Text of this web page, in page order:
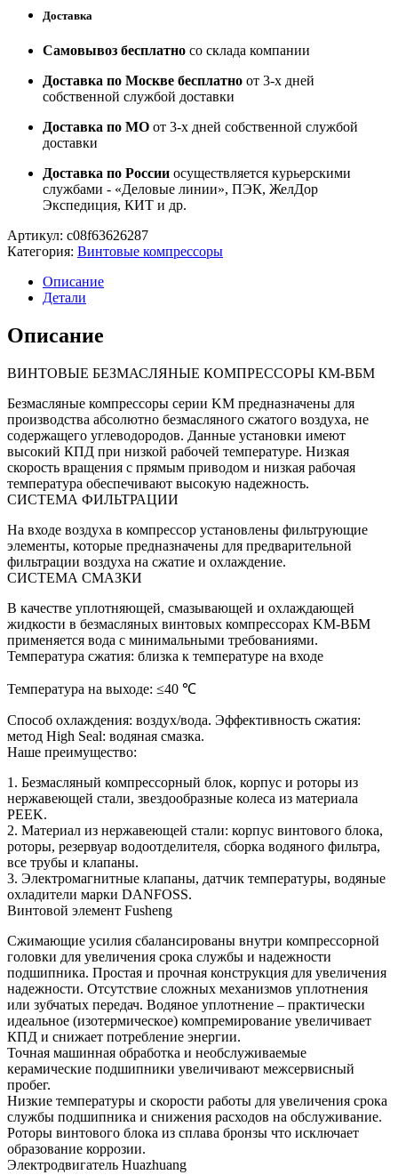
Доставка
Самовывоз бесплатно со склада компании
Доставка по Москве бесплатно от 3-х дней
собственной службой доставки
Доставка по МО от 3-х дней собственной службой
доставки
Доставка по России осуществляется курьерскими
службами - «Деловые линии», ПЭК, ЖелДор
Экспедиция, КИТ и др.
Артикул: c08f63626287
Категория: Винтовые компрессоры
Описание
Детали
Описание
ВИНТОВЫЕ БЕЗМАСЛЯНЫЕ КОМПРЕССОРЫ КМ-ВБМ
Безмасляные компрессоры серии KM предназначены для
производства абсолютно безмасляного сжатого воздуха, не
содержащего углеводородов. Данные установки имеют
высокий КПД при низкой рабочей температуре. Низкая
скорость вращения с прямым приводом и низкая рабочая
температура обеспечивают высокую надежность.
СИСТЕМА ФИЛЬТРАЦИИ
На входе воздуха в компрессор установлены фильтрующие
элементы, которые предназначены для предварительной
фильтрации воздуха на сжатие и охлаждение.
СИСТЕМА СМАЗКИ
В качестве уплотняющей, смазывающей и охлаждающей
жидкости в безмасляных винтовых компрессорах KM-ВБМ
применяется вода с минимальными требованиями.
Температура сжатия: близка к температуре на входе
Температура на выходе: ≤40 ℃
Способ охлаждения: воздух/вода. Эффективность сжатия:
метод High Seal: водяная смазка.
Наше преимущество:
1. Безмасляный компрессорный блок, корпус и роторы из
нержавеющей стали, звездообразные колеса из материала
PEEK.
2. Материал из нержавеющей стали: корпус винтового блока,
роторы, резервуар водоотделителя, сборка водяного фильтра,
все трубы и клапаны.
3. Электромагнитные клапаны, датчик температуры, водяные
охладители марки DANFOSS.
Винтовой элемент Fusheng
Сжимающие усилия сбалансированы внутри компрессорной
головки для увеличения срока службы и надежности
подшипника. Простая и прочная конструкция для увеличения
надежности. Отсутствие сложных механизмов уплотнения
или зубчатых передач. Водяное уплотнение – практически
идеальное (изотермическое) компремирование увеличивает
КПД и снижает потребление энергии.
Точная машинная обработка и необслуживаемые
керамические подшипники увеличивают межсервисный
пробег.
Низкие температуры и скорости работы для увеличения срока
службы подшипника и снижения расходов на обслуживание.
Роторы винтового блока из сплава бронзы что исключает
образование коррозии.
Электродвигатель Huazhuang